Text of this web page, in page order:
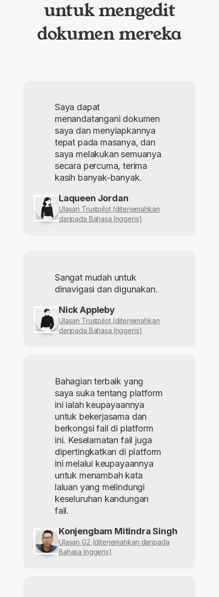
untuk mengedit
dokumen mereka
Saya dapat
menandatangani dokumen
saya dan menyiapkannya
tepat pada masanya, dan
saya melakukan semuanya
secara percuma, terima
kasih banyak-banyak.
Laqueen Jordan
Ulasan Trustpilot (diterjemahkan
daripada Bahasa Inggeris)
Sangat mudah untuk
dinavigasi dan digunakan.
Nick Appleby
Ulasan Trustpilot (diterjemahkan
daripada Bahasa Inggeris)
Bahagian terbaik yang
saya suka tentang platform
ini ialah keupayaannya
untuk bekerjasama dan
berkongsi fail di platform
ini. Keselamatan fail juga
dipertingkatkan di platform
ini melalui keupayaannya
untuk menambah kata
laluan yang melindungi
keseluruhan kandungan
fail.
Konjengbam Mitindra Singh
Ulasan G2 (diterjemahkan daripada
Bahasa Inggeris)